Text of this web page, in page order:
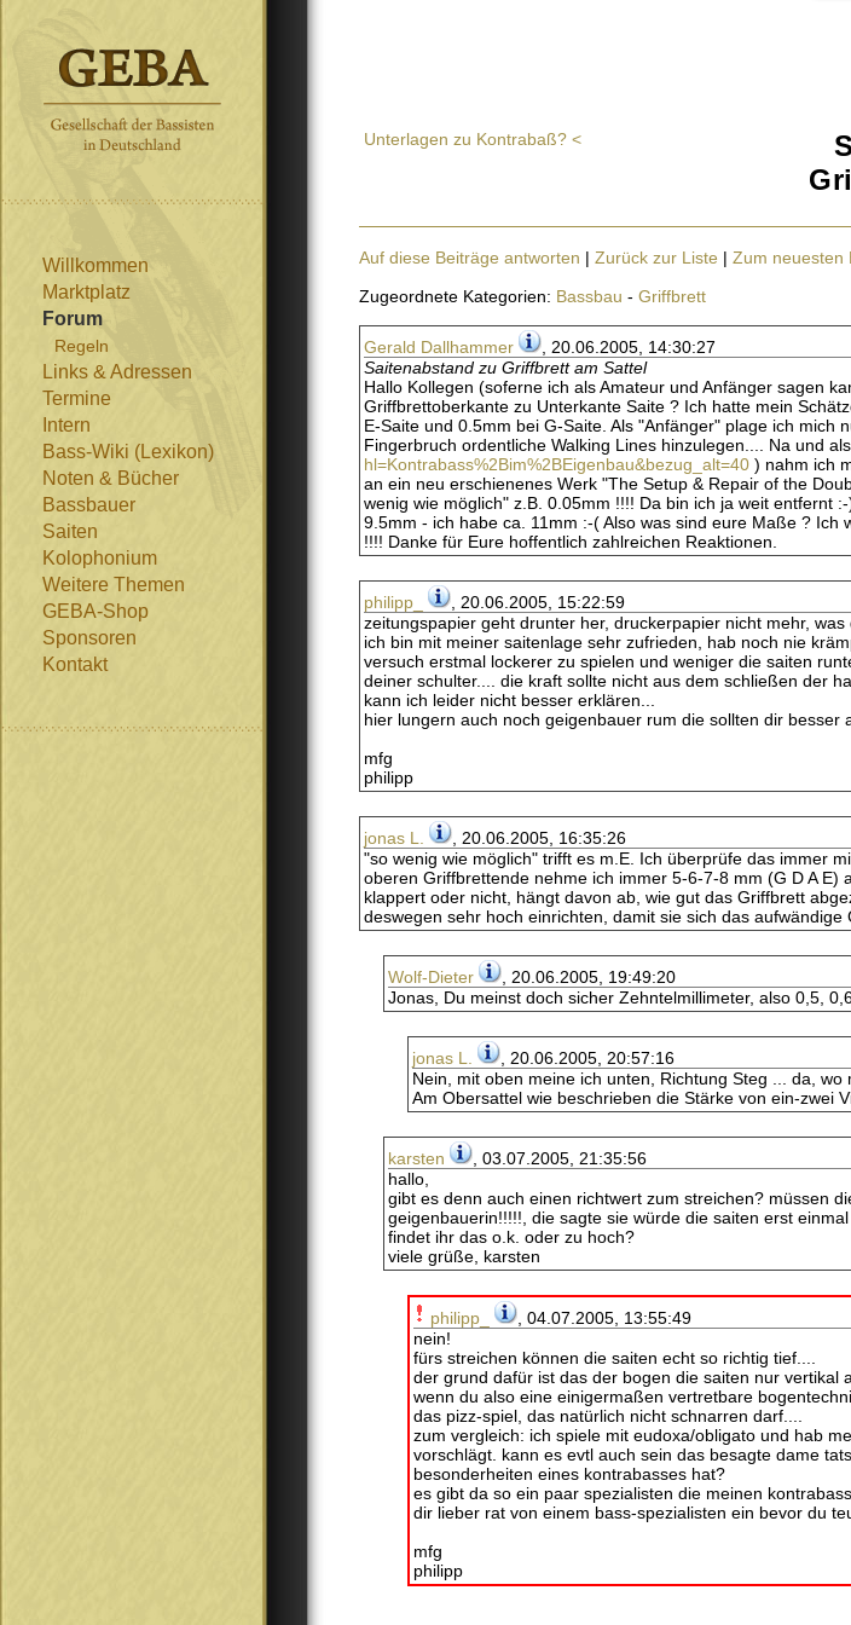
Willkommen
Marktplatz
Forum
Regeln
Links & Adressen
Termine
Intern
Bass-Wiki (Lexikon)
Noten & Bücher
Bassbauer
Saiten
Kolophonium
Weitere Themen
GEBA-Shop
Sponsoren
Kontakt
Unterlagen zu Kontrabaß? <
Auf diese Beiträge antworten | Zurück zur Liste | Zum neuesten
Zugeordnete Kategorien: Bassbau - Griffbrett
Gerald Dallhammer
, 20.06.2005, 14:30:27
Saitenabstand zu Griffbrett am Sattel
Hallo Kollegen (soferne ich als Amateur und Anfänger sagen
Griffbrettoberkante zu Unterkante Saite ? Ich hatte mein
E-Saite und 0.5mm bei G-Saite. Als "Anfänger" plage ich
Fingerbruch ordentliche Walking Lines hinzulegen.... Na und
hl=Kontrabass%2Bim%2BEigenbau&bezug_alt=40 ) nahm ich
an ein neu erschienenes Werk "The Setup & Repair of the
wenig wie möglich" z.B. 0.05mm !!!! Da bin ich ja weit entfernt
9.5mm - ich habe ca. 11mm :-( Also was sind eure Maße ?
!!!! Danke für Eure hoffentlich zahlreichen Reaktionen.
philipp_
, 20.06.2005, 15:22:59
zeitungspapier geht drunter her, druckerpapier nicht mehr,
ich bin mit meiner saitenlage sehr zufrieden, hab noch nie
versuch erstmal lockerer zu spielen und weniger die saiten
deiner schulter.... die kraft sollte nicht aus dem schließen der
kann ich leider nicht besser erklären...
hier lungern auch noch geigenbauer rum die sollten dir
mfg
philipp
jonas L.
, 20.06.2005, 16:35:26
"so wenig wie möglich" trifft es m.E. Ich überprüfe das immer
oberen Griffbrettende nehme ich immer 5-6-7-8 mm (G D A
klappert oder nicht, hängt davon ab, wie gut das Griffbrett
deswegen sehr hoch einrichten, damit sie sich das
Wolf-Dieter
, 20.06.2005, 19:49:20
Jonas, Du meinst doch sicher Zehntelmillimeter, also 0,5,
jonas L.
, 20.06.2005, 20:57:16
Nein, mit oben meine ich unten, Richtung Steg ... da, wo
Am Obersattel wie beschrieben die Stärke von ein-zwei
karsten
, 03.07.2005, 21:35:56
hallo,
gibt es denn auch einen richtwert zum streichen? müssen
geigenbauerin!!!!!, die sagte sie würde die saiten erst
findet ihr das o.k. oder zu hoch?
viele grüße, karsten
philipp_
, 04.07.2005, 13:55:49
nein!
fürs streichen können die saiten echt so richtig tief....
der grund dafür ist das der bogen die saiten nur vertikal
wenn du also eine einigermaßen vertretbare
das pizz-spiel, das natürlich nicht schnarren darf....
zum vergleich: ich spiele mit eudoxa/obligato und hab
vorschlägt. kann es evtl auch sein das besagte dame
besonderheiten eines kontrabasses hat?
es gibt da so ein paar spezialisten die meinen
dir lieber rat von einem bass-spezialisten ein bevor du
mfg
philipp